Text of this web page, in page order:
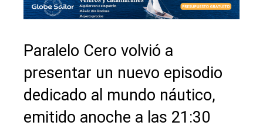
Paralelo Cero volvió a
presentar un nuevo episodio
dedicado al mundo náutico,
emitido anoche a las 21:30